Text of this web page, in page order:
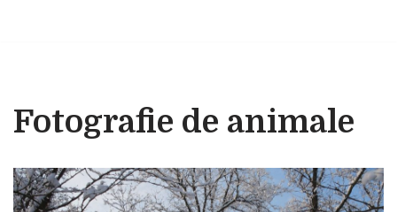
Fotografie de animale